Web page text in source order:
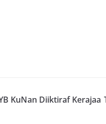
KuNan Diiktiraf Kerajaa